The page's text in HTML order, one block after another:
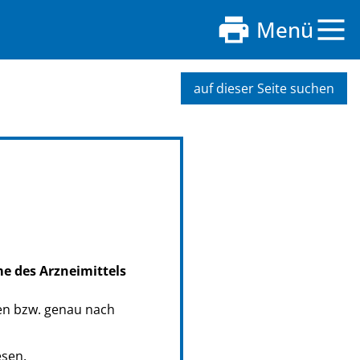
Menü
auf dieser Seite suchen
des Arzneimittels
bzw. genau nach